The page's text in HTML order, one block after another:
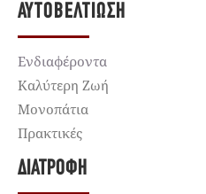
ΑΥΤΟΒΕΛΤΊΩΣΗ
Ενδιαφέροντα
Καλύτερη Ζωή
Μονοπάτια
Πρακτικές
ΔΙΑΤΡΟΦΉ